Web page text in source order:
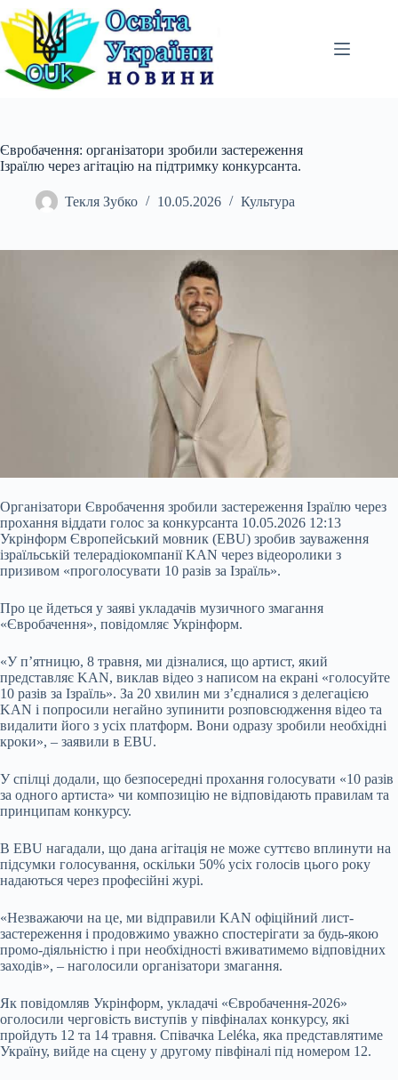
Перейти
до
вмісту
Євробачення: організатори зробили застереження
Ізраїлю через агітацію на підтримку конкурсанта.
Текля Зубко 10.05.2026 Культура
Організатори Євробачення зробили застереження Ізраїлю через
прохання віддати голос за конкурсанта 10.05.2026 12:13
Укрінформ Європейський мовник (EBU) зробив зауваження
ізраїльській телерадіокомпанії KAN через відеоролики з
призивом «проголосувати 10 разів за Ізраїль».
Про це йдеться у заяві укладачів музичного змагання
«Євробачення», повідомляє Укрінформ.
«У п’ятницю, 8 травня, ми дізналися, що артист, який
представляє KAN, виклав відео з написом на екрані «голосуйте
10 разів за Ізраїль». За 20 хвилин ми з’єдналися з делегацією
KAN і попросили негайно зупинити розповсюдження відео та
видалити його з усіх платформ. Вони одразу зробили необхідні
кроки», – заявили в EBU.
У спілці додали, що безпосередні прохання голосувати «10 разів
за одного артиста» чи композицію не відповідають правилам та
принципам конкурсу.
В EBU нагадали, що дана агітація не може суттєво вплинути на
підсумки голосування, оскільки 50% усіх голосів цього року
надаються через професійні журі.
«Незважаючи на це, ми відправили KAN офіційний лист-
застереження і продовжимо уважно спостерігати за будь-якою
промо-діяльністю і при необхідності вживатимемо відповідних
заходів», – наголосили організатори змагання.
Як повідомляв Укрінформ, укладачі «Євробачення-2026»
оголосили черговість виступів у півфіналах конкурсу, які
пройдуть 12 та 14 травня. Співачка Leléka, яка представлятиме
Україну, вийде на сцену у другому півфіналі під номером 12.